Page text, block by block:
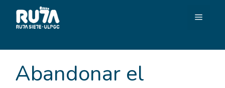
contenido
MENÚ
Abandonar el